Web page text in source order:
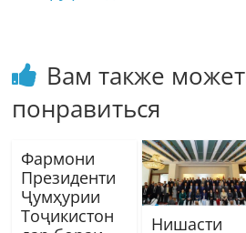
Вам также может
понравиться
Фармони
Президенти
Ҷумҳурии
Тоҷикистон
Нишасти